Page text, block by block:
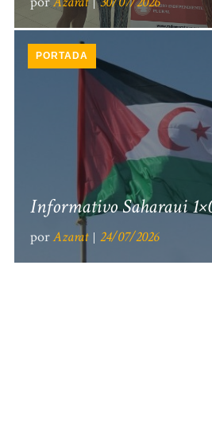
PORTADA
Informativo Saharaui
porAzarat 24/07/2026